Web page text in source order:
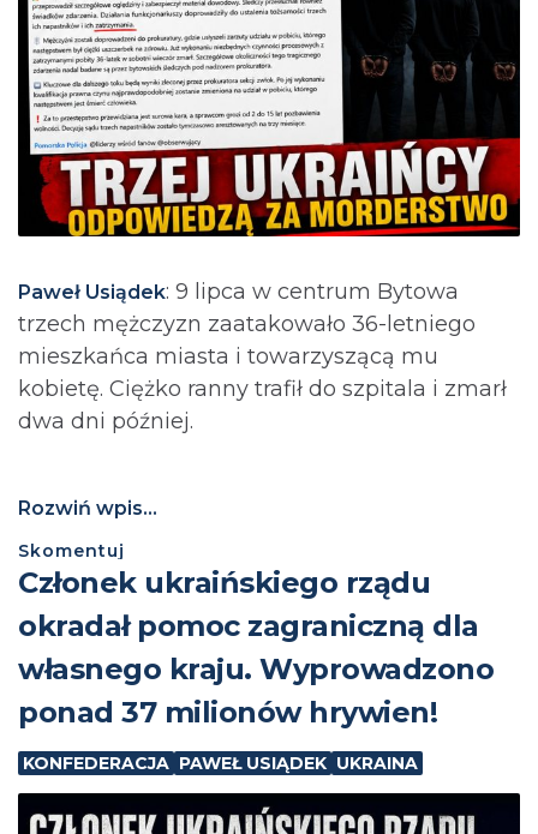
Paweł Usiądek: 9 lipca w centrum Bytowa
trzech mężczyzn zaatakowało 36-letniego
mieszkańca miasta i towarzyszącą mu
kobietę. Ciężko ranny trafił do szpitala i zmarł
dwa dni później.
Rozwiń wpis...
Skomentuj
Członek ukraińskiego rządu
okradał pomoc zagraniczną dla
własnego kraju. Wyprowadzono
ponad 37 milionów hrywien!
KONFEDERACJA PAWEŁ USIĄDEK UKRAINA